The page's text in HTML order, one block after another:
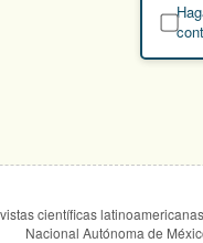
científicas
Nacional Autónoma de